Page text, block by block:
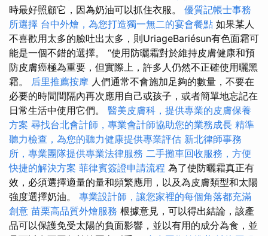
時最好照顧它，因為奶油可以抓住衣服。 優質記帳士事務
所選擇 台中外燴，為您打造獨一無二的宴會餐點 如果某人
不喜歡用太多的臉吐出太多，則UriageBariésun有色面霜可
能是一個不錯的選擇。 “使用防曬霜對於維持皮膚健康和預
防皮膚癌極為重要，但實際上，許多人仍然不正確使用曬黑
霜。 后里推薦按摩 人們通常不會施加足夠的數量，不要在
必要的時間間隔內再次應用自己或孩子，或者簡單地忘記在
日常生活中使用它們。 醫美皮膚科，提供專業的皮膚保養
方案 尋找台北會計師，專業會計師協助您的業務成長 精準
聽力檢查，為您的聽力健康提供專業評估 新北律師事務
所，專業團隊提供專業法律服務 二手攤車回收服務，方便
快捷的解決方案 菲律賓簽證申請流程 為了使防曬霜真正有
效，必須選擇適量的量和頻繁應用，以及為皮膚類型和太陽
強度選擇奶油。 專業設計師，讓您家裡的每個角落都充滿
創意 苗栗高品質外燴服務 根據意見，可以得出結論，該產
品可以保護免受太陽的負面影響，並以有用的成分為食，並